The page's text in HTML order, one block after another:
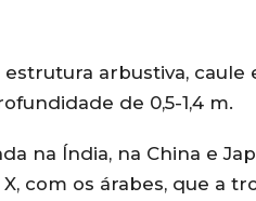
arbustiva,
de 0,5-1,4 m.
na Índia, na China e
com os árabes, que a